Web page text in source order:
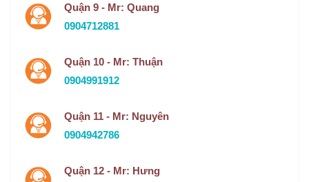
Quận 9 - Mr: Quang
0904712881
Quận 10 - Mr: Thuận
0904991912
Quận 11 - Mr: Nguyên
0904942786
Quận 12 - Mr: Hưng